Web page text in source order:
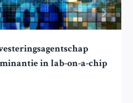
in lab-on-a-chip